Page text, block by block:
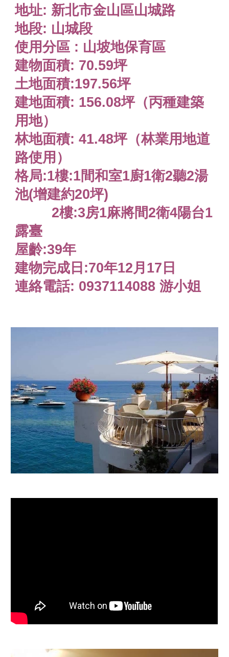
地址: 新北市金山區山城路
地段: 山城段
使用分區 : 山坡地保育區
建物面積: 70.59坪
土地面積:197.56坪
建地面積: 156.08坪（丙種建築
用地）
林地面積: 41.48坪（林業用地道
路使用）
格局:1樓:1間和室1廚1衛2聽2湯
池(增建約20坪)
露臺
屋齡:39年
建物完成日:70年12月17日
連絡電話: 0937114088 游小姐